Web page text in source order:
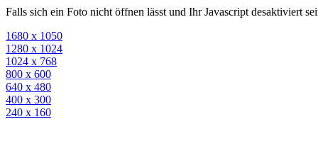
Falls sich ein Foto nicht öffnen lässt und Ihr Javascript desaktiviert
1680 x 1050
1280 x 1024
1024 x 768
800 x 600
640 x 480
400 x 300
240 x 160